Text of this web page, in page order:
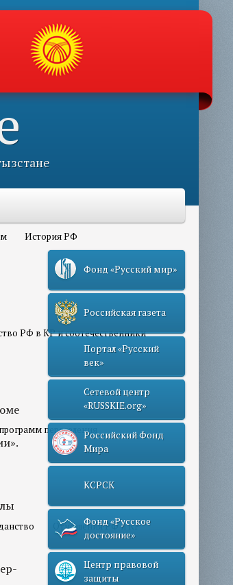
История РФ
РФ в КР и соотечественники
переселения
Отношения РФ и КР
Фонд «Русский мир»
Российская газета
Портал «Русский
век»
Сетевой центр
«RUSSKIE.org»
Российский Фонд
Мира
КСРСК
Фонд «Русское
достояние»
Центр правовой
защиты